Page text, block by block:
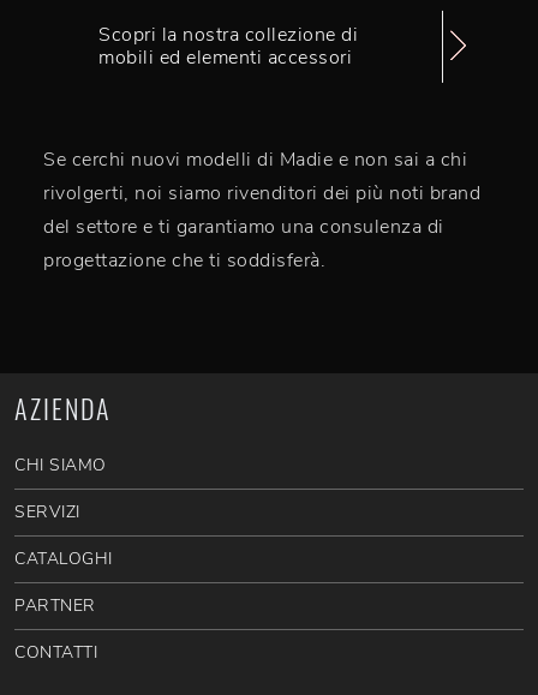
Scopri la nostra collezione di
mobili ed elementi accessori
Se cerchi nuovi modelli di Madie e non sai a chi
rivolgerti, noi siamo rivenditori dei più noti brand
del settore e ti garantiamo una consulenza di
progettazione che ti soddisferà.
AZIENDA
CHI SIAMO
SERVIZI
CATALOGHI
PARTNER
CONTATTI